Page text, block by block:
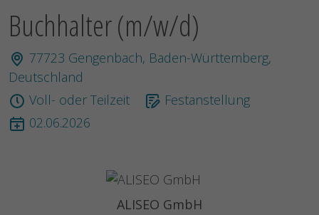
Buchhalter (m/w/d)
77723 Gengenbach, Baden-Württemberg,
Deutschland
Voll- oder Teilzeit
Festanstellung
02.06.2026
ALISEO GmbH